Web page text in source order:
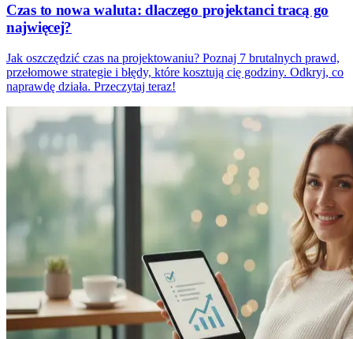
Czas to nowa waluta: dlaczego projektanci tracą go
najwięcej?
Jak oszczędzić czas na projektowaniu? Poznaj 7 brutalnych prawd,
przełomowe strategie i błędy, które kosztują cię godziny. Odkryj, co
naprawdę działa. Przeczytaj teraz!